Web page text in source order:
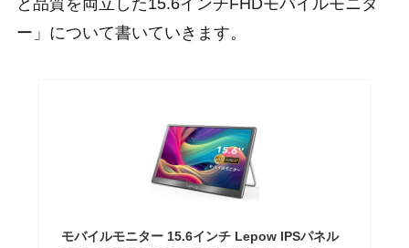
と品質を両立した15.6インチFHDモバイルモニタ
ー」について書いていきます。
モバイルモニター 15.6インチ Lepow IPSパネル